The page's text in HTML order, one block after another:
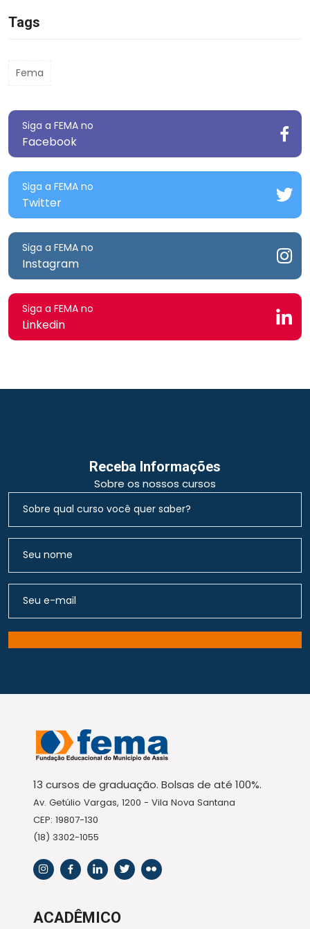
Tags
Fema
Siga a FEMA no
Facebook
Siga a FEMA no
Twitter
Siga a FEMA no
Instagram
Siga a FEMA no
Linkedin
Receba Informações
Sobre os nossos cursos
13 cursos de graduação. Bolsas de até 100%.
Av. Getúlio Vargas, 1200 - Vila Nova Santana
CEP: 19807-130
(18) 3302-1055
ACADÊMICO